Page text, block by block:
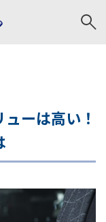
ーは高い！